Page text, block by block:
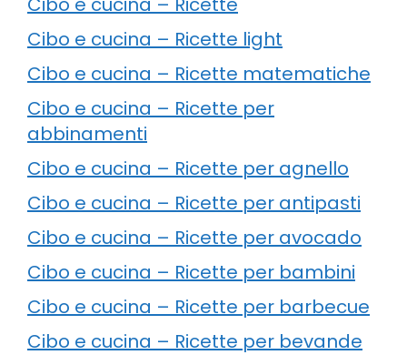
Cibo e cucina – Ricette light
Cibo e cucina – Ricette matematiche
Cibo e cucina – Ricette per
abbinamenti
Cibo e cucina – Ricette per agnello
Cibo e cucina – Ricette per antipasti
Cibo e cucina – Ricette per avocado
Cibo e cucina – Ricette per bambini
Cibo e cucina – Ricette per barbecue
Cibo e cucina – Ricette per bevande